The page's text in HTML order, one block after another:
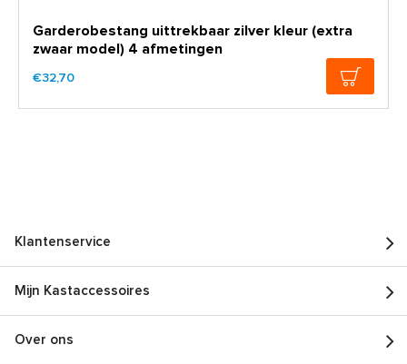
Garderobestang uittrekbaar zilver kleur (extra
zwaar model) 4 afmetingen
€32,70
Klantenservice
Mijn Kastaccessoires
Over ons